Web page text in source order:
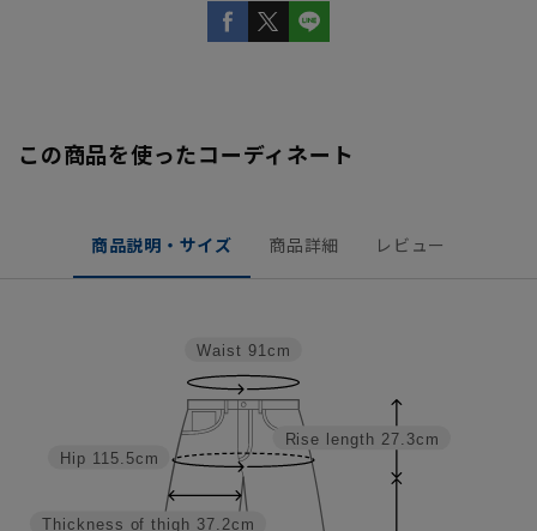
この商品を使ったコーディネート
商品説明・サイズ 商品詳細 レビュー
Rise length 27.3cm
Thickness of thigh 37.2cm
Hip 115.5cm
Waist 91cm